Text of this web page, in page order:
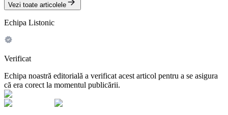
Vezi toate articolele
Echipa Listonic
Verificat
Echipa noastră editorială a verificat acest articol pentru a se asigura
că era corect la momentul publicării.